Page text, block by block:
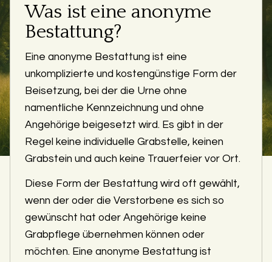
Was ist eine anonyme
Bestattung?
Eine anonyme Bestattung ist eine
unkomplizierte und kostengünstige Form der
Beisetzung, bei der die Urne ohne
namentliche Kennzeichnung und ohne
Angehörige beigesetzt wird. Es gibt in der
Regel keine individuelle Grabstelle, keinen
Grabstein und auch keine Trauerfeier vor Ort.
Diese Form der Bestattung wird oft gewählt,
wenn der oder die Verstorbene es sich so
gewünscht hat oder Angehörige keine
Grabpflege übernehmen können oder
möchten. Eine anonyme Bestattung ist